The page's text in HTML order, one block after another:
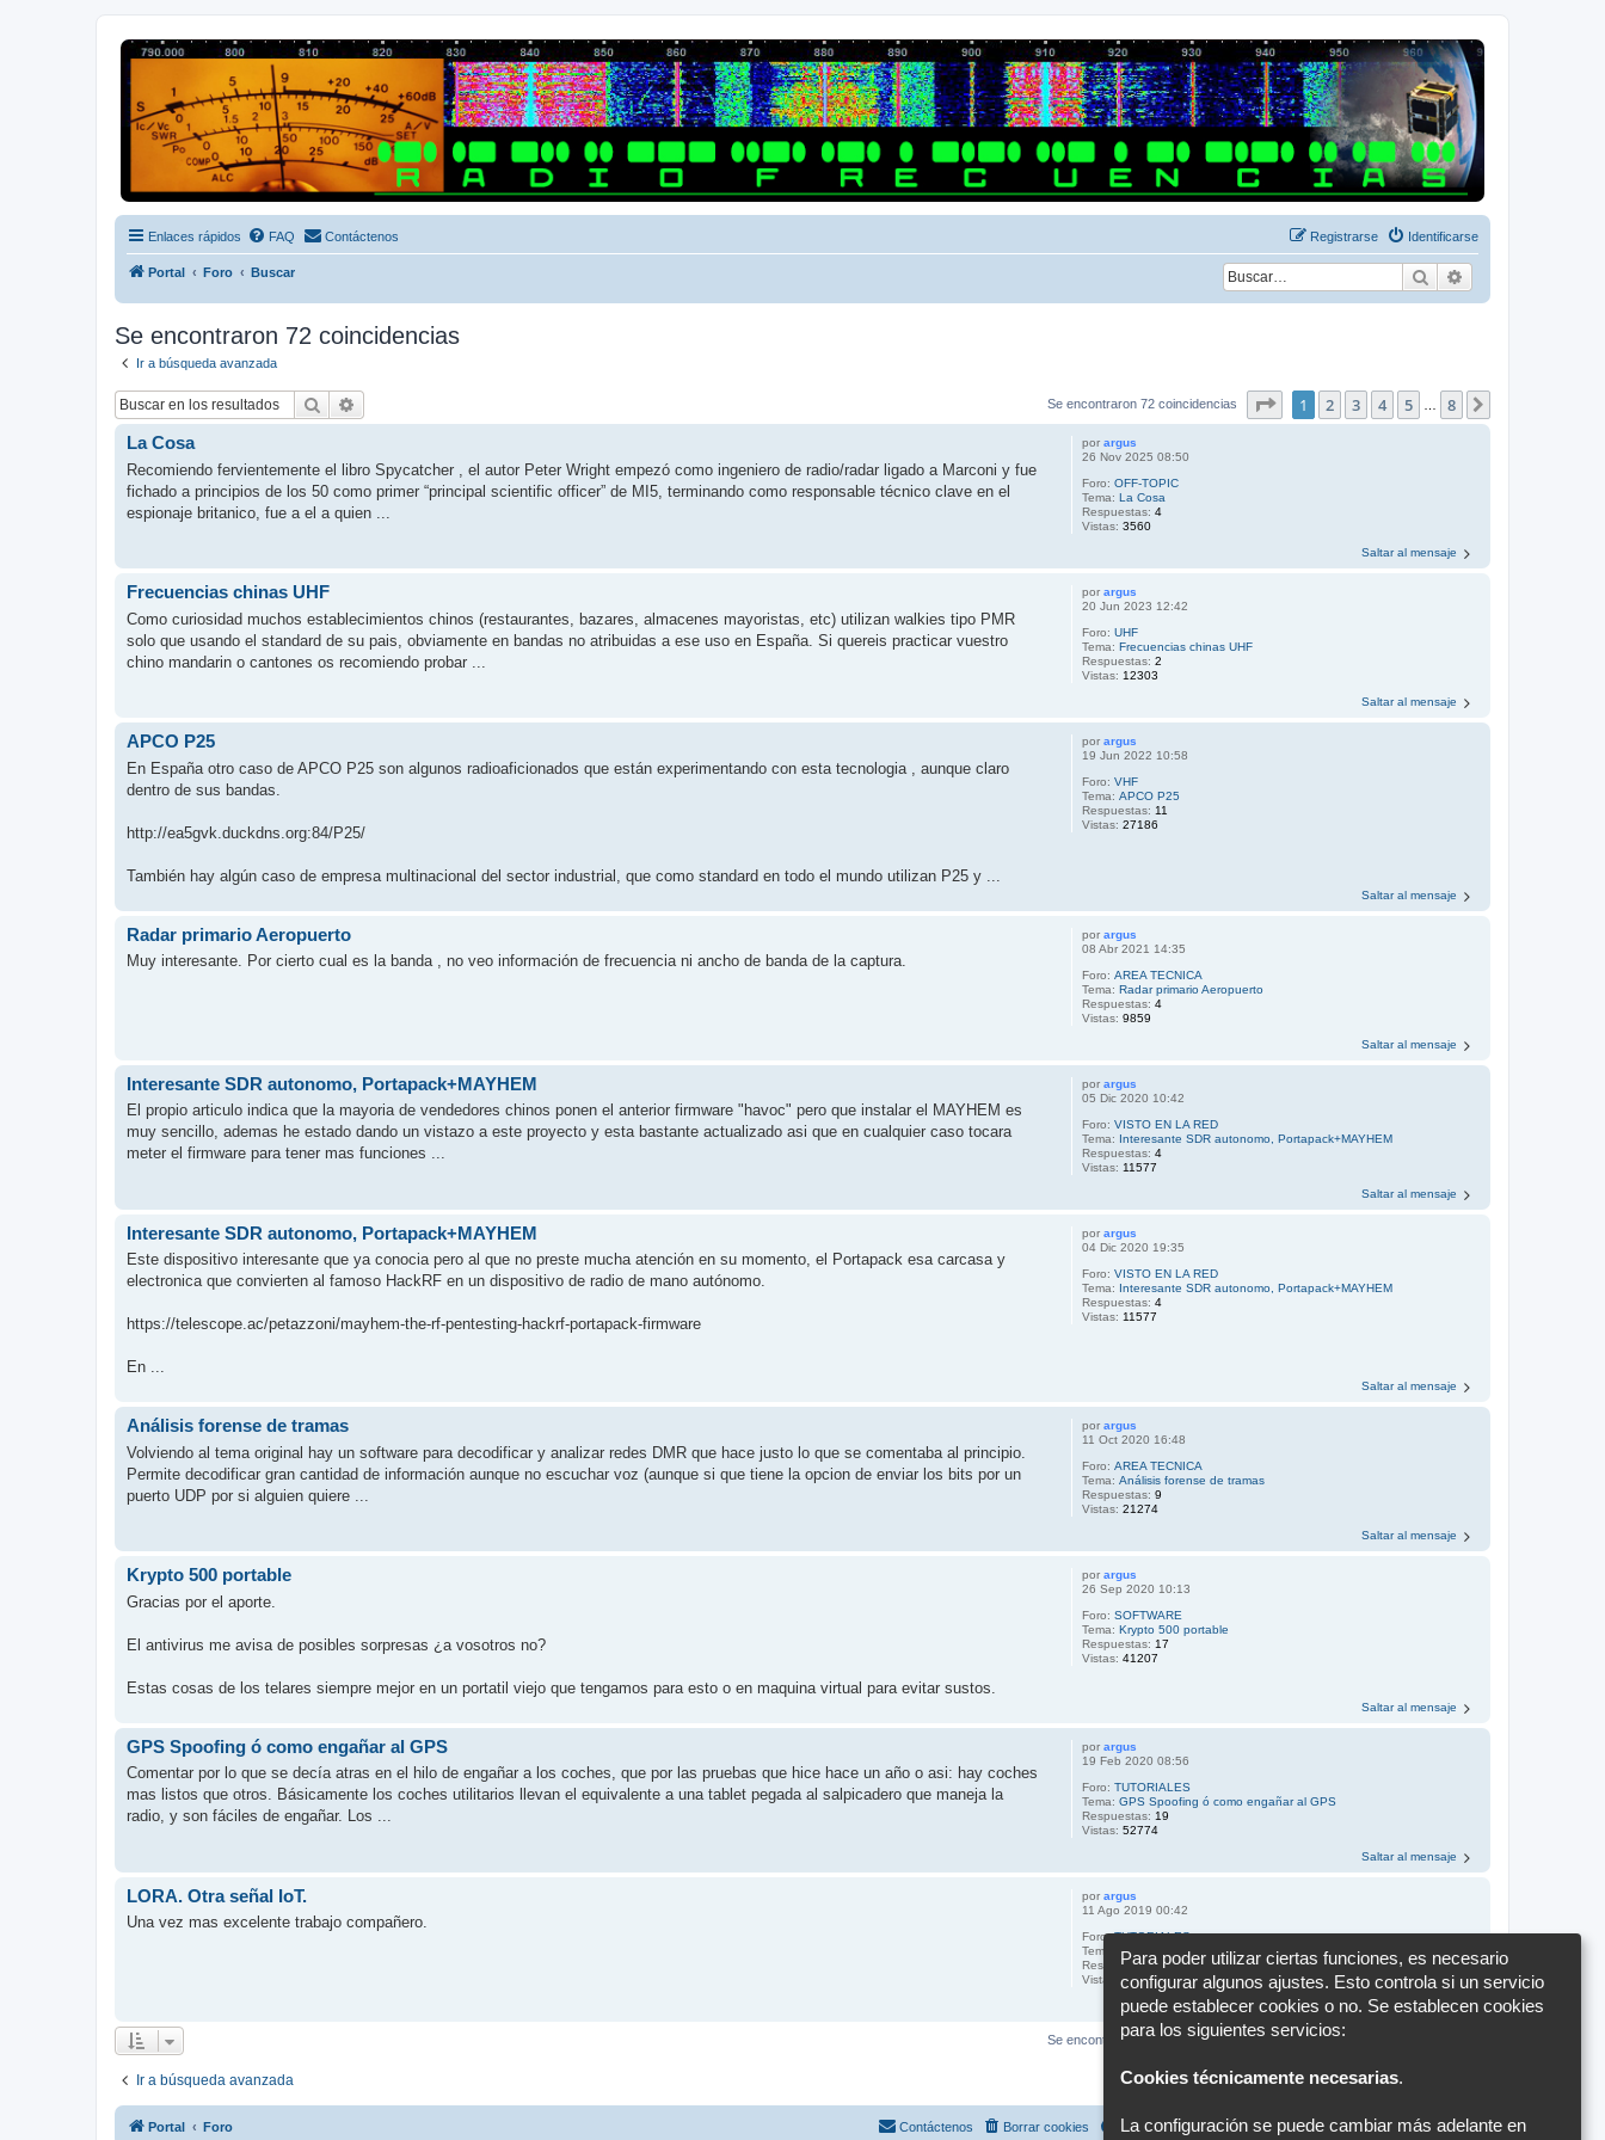
Radio Frecuencias
Foro de Radio Frecuencias
Enlaces rápidos FAQ Contáctenos Identificarse
Registrarse
Portal Foro Buscar Buscar
Se encontraron 72 coincidencias
Ir a búsqueda avanzada
Buscar Se encontraron 72 coincidencias Página1 de
1 2 3 4 5 8
porargus
26 Nov 2025 08:50
Foro:OFF-TOPIC
Tema:La Cosa
Respuestas:4
Vistas:3560
La Cosa
Recomiendo fervientemente el libro Spycatcher , el autor Peter Wright empezó como ingeniero de radio/radar ligado a Marconi y fue
fichado a principios de los 50 como primer “principal scientific officer” de MI5, terminando como responsable técnico clave en el
espionaje britanico, fue a el a quien ...
Saltar al mensaje
porargus
20 Jun 2023 12:42
Foro:UHF
Tema:Frecuencias chinas UHF
Respuestas:2
Vistas:12303
Frecuencias chinas UHF
Como curiosidad muchos establecimientos chinos (restaurantes, bazares, almacenes mayoristas, etc) utilizan walkies tipo PMR
solo que usando el standard de su pais, obviamente en bandas no atribuidas a ese uso en España. Si quereis practicar vuestro
chino mandarin o cantones os recomiendo probar ...
Saltar al mensaje
porargus
19 Jun 2022 10:58
Foro:VHF
Tema:APCO P25
Respuestas:11
Vistas:27186
APCO P25
En España otro caso de APCO P25 son algunos radioaficionados que están experimentando con esta tecnologia , aunque claro
dentro de sus bandas.
http://ea5gvk.duckdns.org:84/P25/
También hay algún caso de empresa multinacional del sector industrial, que como standard en todo el mundo utilizan P25 y ...
Saltar al mensaje
porargus
08 Abr 2021 14:35
Foro:AREA TECNICA
Tema:Radar primario Aeropuerto
Respuestas:4
Vistas:9859
Radar primario Aeropuerto
Muy interesante. Por cierto cual es la banda , no veo información de frecuencia ni ancho de banda de la captura.
Saltar al mensaje
porargus
05 Dic 2020 10:42
Foro:VISTO EN LA RED
Tema: Interesante SDR autonomo, Portapack+MAYHEM
Respuestas:4
Vistas: 11577
Interesante SDR autonomo, Portapack+MAYHEM
El propio articulo indica que la mayoria de vendedores chinos ponen el anterior firmware "havoc" pero que instalar el MAYHEM es
muy sencillo, ademas he estado dando un vistazo a este proyecto y esta bastante actualizado asi que en cualquier caso tocara
meter el firmware para tener mas funciones ...
Saltar al mensaje
porargus
04 Dic 2020 19:35
Foro:VISTO EN LA RED
Tema: Interesante SDR autonomo, Portapack+MAYHEM
Respuestas:4
Vistas: 11577
Interesante SDR autonomo, Portapack+MAYHEM
Este dispositivo interesante que ya conocia pero al que no preste mucha atención en su momento, el Portapack esa carcasa y
electronica que convierten al famoso HackRF en un dispositivo de radio de mano autónomo.
https://telescope.ac/petazzoni/mayhem-the-rf-pentesting-hackrf-portapack-firmware
En ...
Saltar al mensaje
porargus
11 Oct 2020 16:48
Foro:AREA TECNICA
Tema:Análisis forense de tramas
Respuestas:9
Vistas:21274
Análisis forense de tramas
Volviendo al tema original hay un software para decodificar y analizar redes DMR que hace justo lo que se comentaba al principio.
Permite decodificar gran cantidad de información aunque no escuchar voz (aunque si que tiene la opcion de enviar los bits por un
puerto UDP por si alguien quiere ...
Saltar al mensaje
porargus
26 Sep 2020 10:13
Foro:SOFTWARE
Tema:Krypto 500 portable
Respuestas:17
Vistas:41207
Krypto 500 portable
Gracias por el aporte.
El antivirus me avisa de posibles sorpresas ¿a vosotros no?
Estas cosas de los telares siempre mejor en un portatil viejo que tengamos para esto o en maquina virtual para evitar sustos.
Saltar al mensaje
porargus
19 Feb 2020 08:56
Foro:TUTORIALES
Tema:GPS Spoofing ó como engañar al GPS
Respuestas: 19
Vistas:52774
GPS Spoofing ó como engañar al GPS
Comentar por lo que se decía atras en el hilo de engañar a los coches, que por las pruebas que hice hace un año o asi: hay coches
mas listos que otros. Básicamente los coches utilitarios llevan el equivalente a una tablet pegada al salpicadero que maneja la
radio, y son fáciles de engañar. Los ...
Saltar al mensaje
porargus
11 Ago 2019 00:42
Foro:TUTORIALES
Tema:
LORA. Otra señal IoT.
Respuestas:3
Vistas:19584
LORA. Otra señal IoT.
Una vez mas excelente trabajo compañero.
Saltar al mensaje
Se encontraron 72 coincidencias Página1de
1 2
Ir a búsqueda avanzada
Portal Foro Todos los horarios sonUTC+02:00
Configuración de cookies
Borrar cookies
Contáctenos
Para poder utilizar ciertas funciones, es necesario
configurar algunos ajustes. Esto controla si un servicio
puede establecer cookies o no. Se establecen cookies
para los siguientes servicios:
Cookies técnicamente necesarias.
La configuración se puede cambiar más adelante en